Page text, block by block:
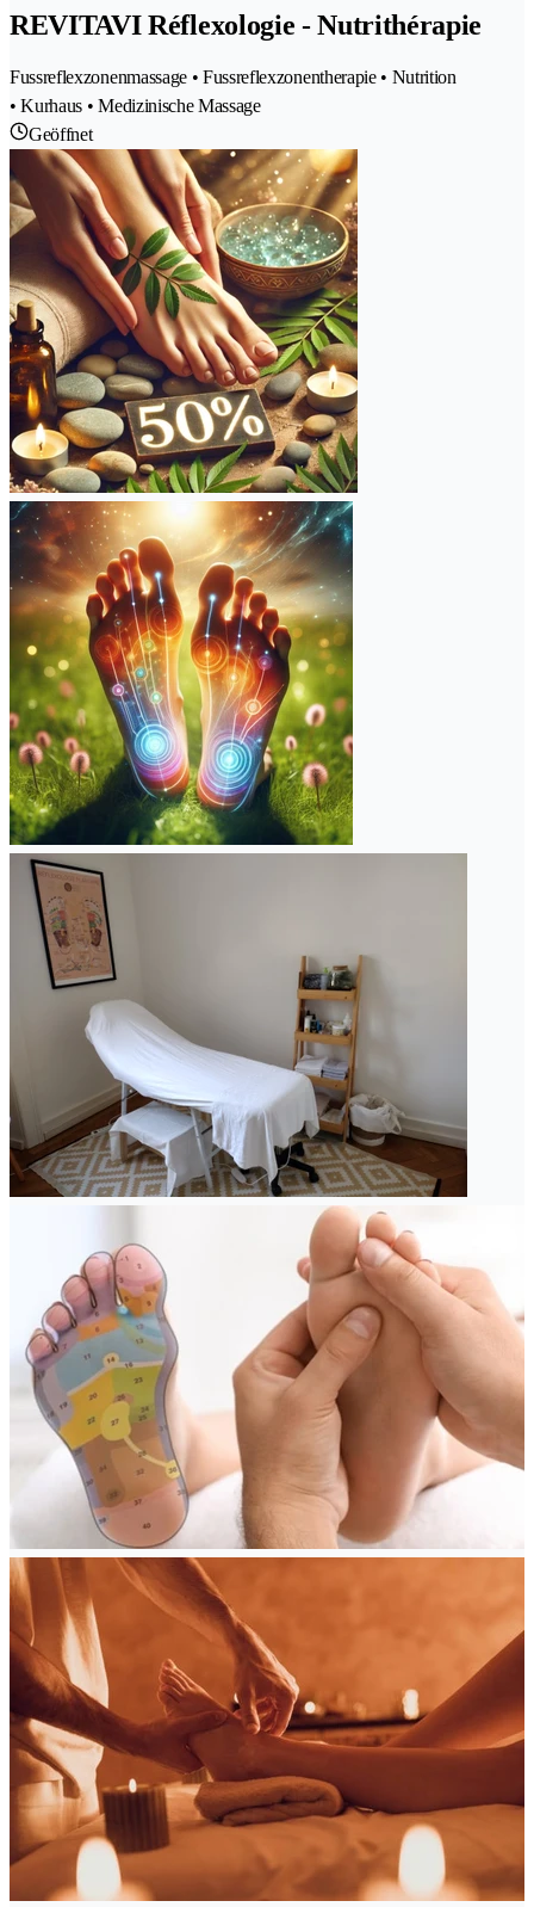
REVITAVI Réflexologie - Nutrithérapie
Fussreflexzonenmassage • Fussreflexzonentherapie • Nutrition
• Kurhaus • Medizinische Massage
Geöffnet